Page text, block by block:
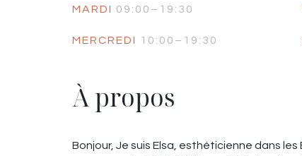
MARDI 09:00–19:30
MERCREDI 10:00–19:30
À propos
Bonjour, Je suis Elsa, esthéticienne dans